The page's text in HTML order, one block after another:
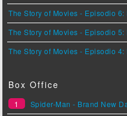
The Story of Movies - Episodio
The Story of Movies - Episodio
The Story of Movies - Episodio
Box Office
1
Spider-Man - Brand New